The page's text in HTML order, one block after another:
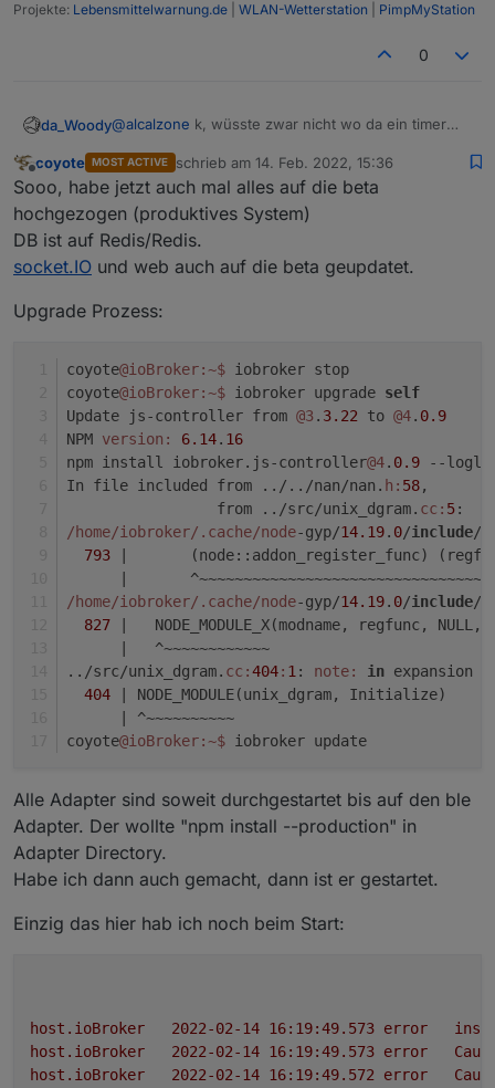
Projekte: Lebensmittelwarnung.de WLAN-Wetterstation PimpMyStation
0
da_Woody@alcalzone k, wüsste zwar nicht wo da ein timer
auch nicht, warums mit 3.3.22 funktioniert.
unterm helm rauchts seit tagen... ;) werd mal
nahrung zu mir nehmen und dann weiterlinsen... :)
nochwas zu@Matt77CHEhab ja schon die VM
zurückgespielt, nach updaten aller adapter auf l8est
war das prob ja wieder da...
Offline
coyote MOST ACTIVE schrieb am 14. Feb. 2022, 15:36
zuletzt editiert von
Sooo, habe jetzt auch mal alles auf die beta
hochgezogen (produktives System)
DB ist auf Redis/Redis.
socket.IO und web auch auf die beta geupdatet.
Upgrade Prozess:
coyote@ioBroker:~$ iobroker stop
coyote@ioBroker:~$ iobroker upgrade self
Update js-controller from @3 . 3.22 to @4. 0.9
NPM version: 6.14. 16
npm install iobroker.js-controller@4. 0.9 --
In file included from ../../nan/nan. h: 58,
                 from ../src/unix_dgram.
cc: 5:
/home/iobroker/.cache/node-gyp/14.19. 0/include/
793
|       (node::addon_register_func)
/home/iobroker/.cache/node-gyp/14.19. 0/include/
827
|   NODE_MODULE_X(modname, regfunc,
   ^~~~~~~~~~~~~
../src/unix_dgram. cc:404: 1: note: in expansion of
404
| NODE_MODULE(unix_dgram, Initialize)
^~~~~~~~~~~
coyote@ioBroker:~$ iobroker update
Alle Adapter sind soweit durchgestartet bis auf den ble
Adapter. Der wollte "npm install --production" in
Adapter Directory.
Habe ich dann auch gemacht, dann ist er gestartet.
Einzig das hier hab ich noch beim Start:
host.ioBroker error
host.ioBroker
error
host.ioBroker
error